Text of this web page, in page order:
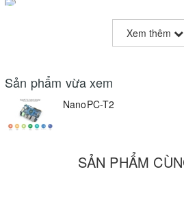
Xem thêm
Sản phẩm vừa xem
NanoPC-T2
SẢN PHẨM